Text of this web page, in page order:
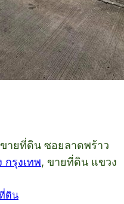
ายที่ดิน ซอยลาดพร้าว
กรุงเทพ, ขายที่ดิน แขวง
ดิน